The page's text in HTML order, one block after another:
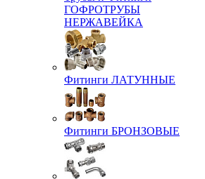
ГОФРОТРУБЫ
НЕРЖАВЕЙКА
Фитинги ЛАТУННЫЕ
Фитинги БРОНЗОВЫЕ